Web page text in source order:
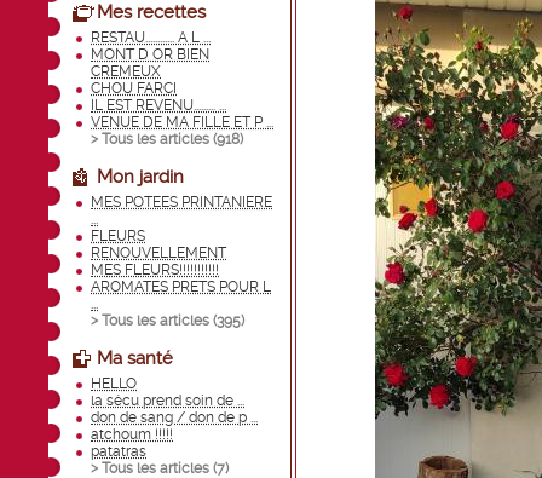
Mes recettes
RESTAU............ A L ...
MONT D OR BIEN
CREMEUX
CHOU FARCI
IL EST REVENU......... ...
VENUE DE MA FILLE ET P ...
> Tous les articles (918)
Mon jardin
MES POTEES PRINTANIERE
...
FLEURS
RENOUVELLEMENT
MES FLEURS!!!!!!!!!!!
AROMATES PRETS POUR L
...
> Tous les articles (395)
Ma santé
HELLO
la sécu prend soin de ...
don de sang / don de p ...
atchoum !!!!!
patatras
> Tous les articles (7)